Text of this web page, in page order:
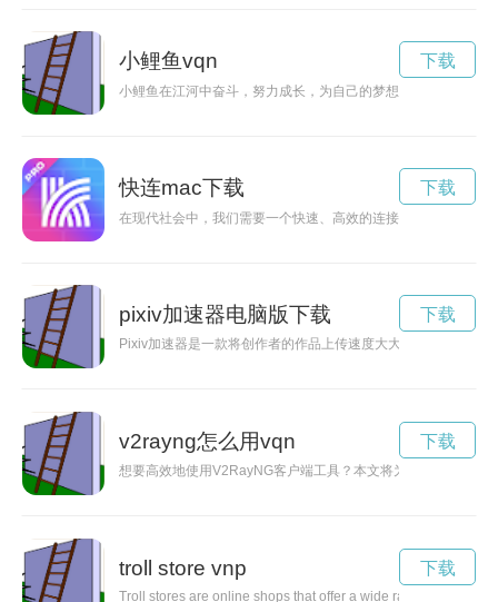
小鲤鱼vqn
小鲤鱼在江河中奋斗，努力成长，为自己的梦想不断努力前行。
下载
快连mac下载
在现代社会中，我们需要一个快速、高效的连接方式来帮助我
下载
pixiv加速器电脑版下载
Pixiv加速器是一款将创作者的作品上传速度大大提升的工具，
下载
v2rayng怎么用vqn
想要高效地使用V2RayNG客户端工具？本文将为您详细介绍
下载
troll store vnp
Troll stores are online shops that offer a wide range of quirky,
下载